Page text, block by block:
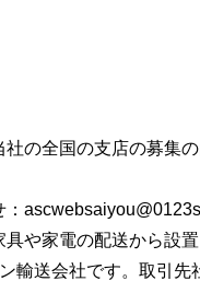
の全国の支店の募集
：
や家電の配送から設
輸送会社です。取引先